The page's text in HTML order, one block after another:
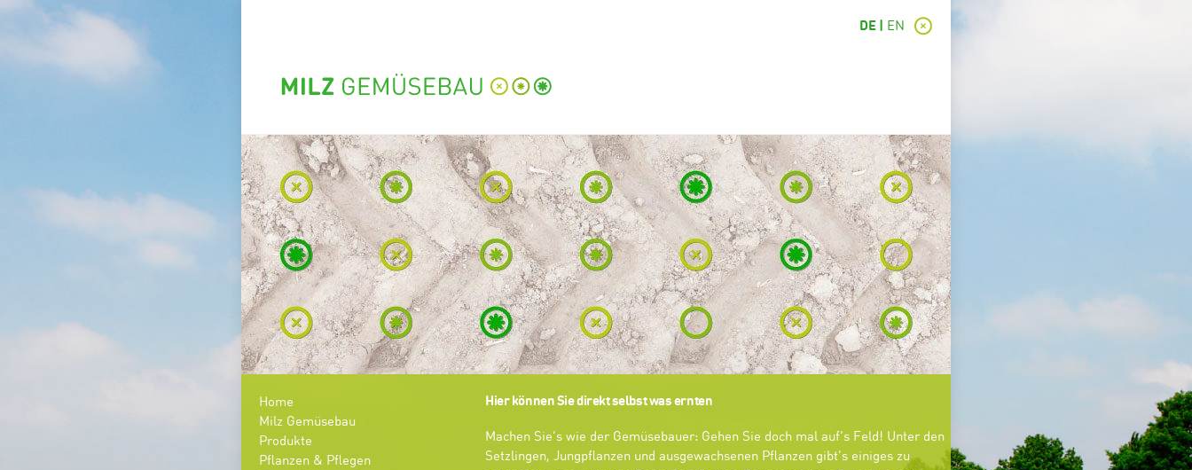
DE EN
Home
Milz Gemüsebau
Produkte
Pflanzen & Pflegen
Hier können Sie direkt selbst was ernten
Machen Sie’s wie der Gemüsebauer: Gehen Sie doch mal auf’s Feld! Unter den
Setzlingen, Jungpflanzen und ausgewachsenen Pflanzen gibt’s einiges zu